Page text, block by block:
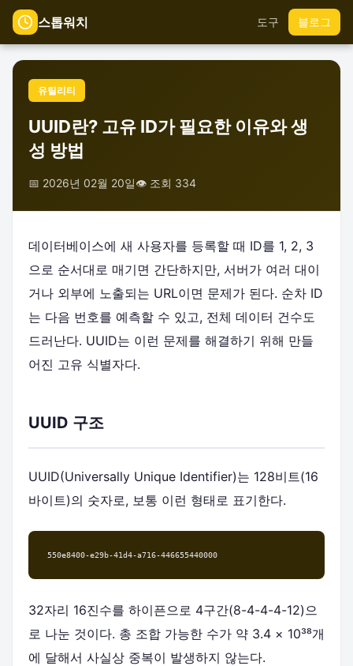
스톱워치 도구 블로그
유틸리티
UUID란? 고유 ID가 필요한 이유와 생
성 방법
📅 2026년 02월 20일👁️ 조회 334
데이터베이스에 새 사용자를 등록할 때 ID를 1, 2, 3
으로 순서대로 매기면 간단하지만, 서버가 여러 대이
거나 외부에 노출되는 URL이면 문제가 된다. 순차 ID
는 다음 번호를 예측할 수 있고, 전체 데이터 건수도
드러난다. UUID는 이런 문제를 해결하기 위해 만들
어진 고유 식별자다.
UUID 구조
UUID(Universally Unique Identifier)는 128비트(16
바이트)의 숫자로, 보통 이런 형태로 표기한다.
550e8400-e29b-41d4-a716-446655440000
32자리 16진수를 하이픈으로 4구간(8-4-4-4-12)으
로 나눈 것이다. 총 조합 가능한 수가 약 3.4 × 10³⁸개
에 달해서 사실상 중복이 발생하지 않는다.